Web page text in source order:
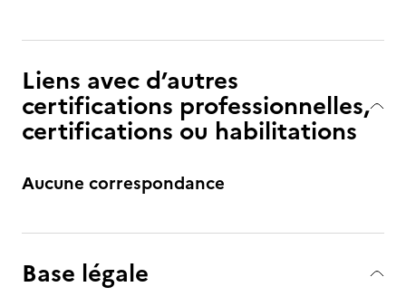
Liens avec d’autres
certifications professionnelles,
certifications ou habilitations
Aucune correspondance
Base légale